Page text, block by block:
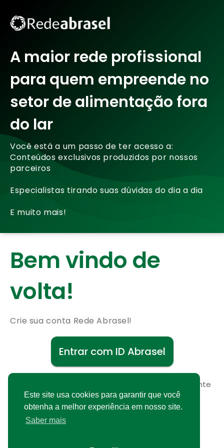
Este site usa cookies para garantir que você
obtenha a melhor experiência em nosso site.
Saber mais
A maior rede profissional
para quem empreende no
setor de alimentação fora
do lar
Você está a um passo de ter acesso a:
Conteúdos exclusivos produzidos por nossos
parceiros
Especialistas tirando suas dúvidas do dia a dia
E muito mais!
Bem vindo de
volta!
Crie sua conta Rede Abrasel!
Entrar com ID Abrasel
Cadastre-se gratuitamente